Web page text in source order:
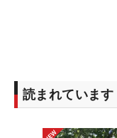
読まれています